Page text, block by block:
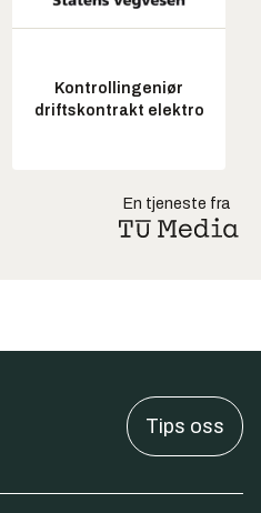
Kontrollingeniør
driftskontrakt elektro
En tjeneste fra
Tips oss